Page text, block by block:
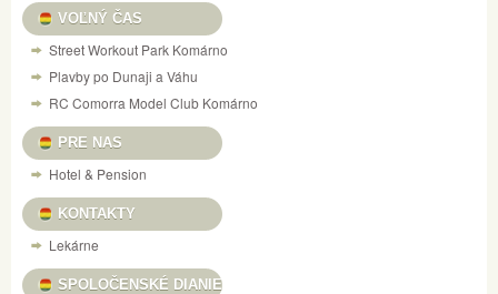
VOĽNÝ ČAS
Street Workout Park Komárno
Plavby po Dunaji a Váhu
RC Comorra Model Club Komárno
PRE NAS
Hotel & Pension
KONTAKTY
Lekárne
SPOLOČENSKÉ DIANIE